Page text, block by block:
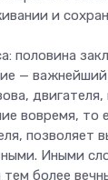
и
половина
—
вовремя, то
позволяет
Иными
более